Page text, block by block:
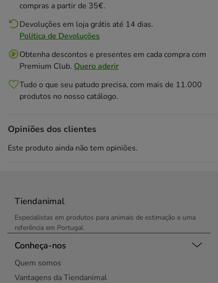
compras a partir de 35€.
Devoluções em loja grátis até 14 dias.
Politica de Devoluções
Obtenha descontos e presentes em cada compra com
Premium Club. Quero aderir
Tudo o que seu patudo precisa, com mais de 11.000
produtos no nosso catálogo.
Opiniões dos clientes
Este produto ainda não tem opiniões.
Tiendanimal
Especialistas em produtos para animais de estimação e uma
referência em Portugal.
Conheça-nos
Quem somos
Vantagens da Tiendanimal